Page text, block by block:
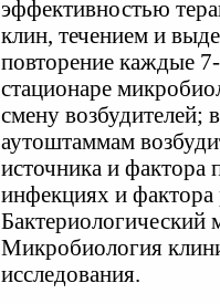
эффективностью
клин, течением и
повторение каждые
стационаре
смену возбудителей;
аутоштаммам
источника и фактора
инфекциях и
Бактериологический
Микробиология
исследования.